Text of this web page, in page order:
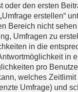
oder den ersten
erstellen“
Bereich nicht
Umfragen zu
in die
in
pro
welches
Umfrage) und